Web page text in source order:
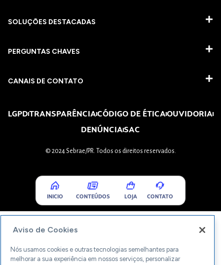
SOLUÇÕES DESTACADAS
PERGUNTAS CHAVES​
CANAIS DE CONTATO
LGPDTRANSPARÊNCIACÓDIGO DE ÉTICAOUVIDORIA
DENÚNCIASAC
© 2024 Sebrae/PR. Todos os direitos reservados.
INICIO CONTEÚDOS LOJA CONTATO
Aviso de Cookies
Nós usamos cookies e outras tecnologias semelhantes para
melhorar a sua experiência em nossos serviços, personalizar